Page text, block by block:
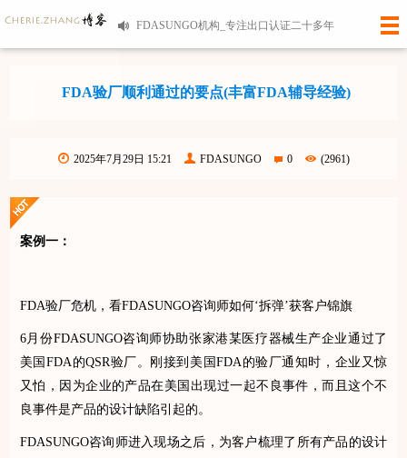
FDASUNGO机构_专注出口认证二十多年
FDA验厂顺利通过的要点(丰富FDA辅导经验)
2025年7月29日 15:21 FDASUNGO 0 (2961)
案例一：
FDA验厂危机，看FDASUNGO咨询师如何‘拆弹’获客户锦旗
6月份FDASUNGO咨询师协助张家港某医疗器械生产企业通过了
美国 FDA的QSR验厂。刚接到美国FDA的验厂通知时，企业又惊
又怕，因为企业的产品在美国出现过一起不良事件，而且这个不
良事件是产品的设计缺陷引起的。
FDASUNGO咨询师进入现场之后，为客户梳理了所有产品的设计